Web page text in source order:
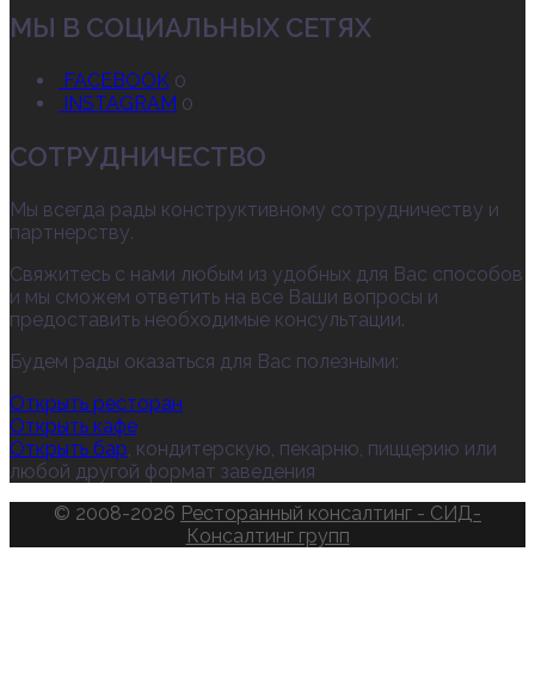
МЫ В СОЦИАЛЬНЫХ СЕТЯХ
FACEBOOK 0
INSTAGRAM 0
СОТРУДНИЧЕСТВО
Мы всегда рады конструктивному сотрудничеству и
партнерству.
Свяжитесь с нами любым из удобных для Вас способов
и мы сможем ответить на все Ваши вопросы и
предоставить необходимые консультации.
Будем рады оказаться для Вас полезными:
Открыть ресторан
Открыть кафе
Открыть бар, кондитерскую, пекарню, пиццерию или
любой другой формат заведения
© 2008-2026 Ресторанный консалтинг - СИД-
Консалтинг групп